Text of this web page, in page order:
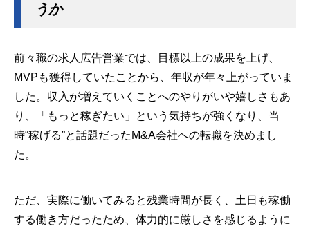
うか
前々職の求人広告営業では、目標以上の成果を上げ、
MVPも獲得していたことから、年収が年々上がっていま
した。収入が増えていくことへのやりがいや嬉しさもあ
り、「もっと稼ぎたい」という気持ちが強くなり、当
時“稼げる”と話題だったM&A会社への転職を決めまし
た。
ただ、実際に働いてみると残業時間が長く、土日も稼働
する働き方だったため、体力的に厳しさを感じるように